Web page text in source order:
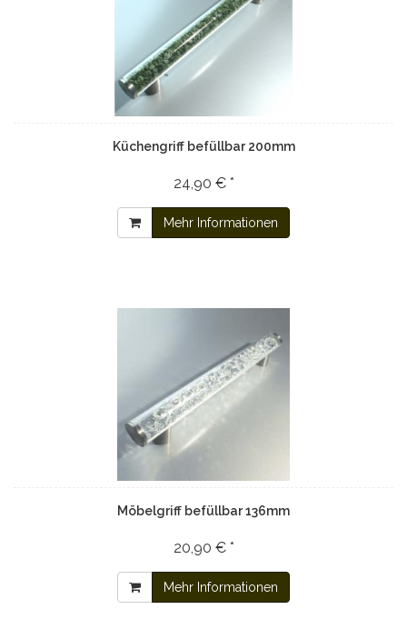
Küchengriff befüllbar 200mm
24,90 € *
Mehr Informationen
Möbelgriff befüllbar 136mm
20,90 € *
Mehr Informationen